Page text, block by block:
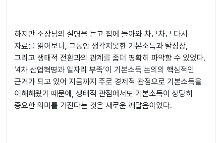
하지만 소장님의 설명을 듣고 집에 돌아와 차근차근 다시
자료를 읽어보니, 그동안 생각지못한 기본소득과 탈성장,
그리고 생태적 전환과의 관계를 좀더 명확히 파악할 수 있었다.
‘4차 산업혁명과 일자리 부족’이 기본소득 논의의 핵심적인
근거가 되고 있어 지금까지 주로 경제적 관점으로 기본소득을
이해해왔기 때문에, 생태적 관점에서도 기본소득이 상당히
중요한 의미를 가진다는 것은 새로운 깨달음이었다.